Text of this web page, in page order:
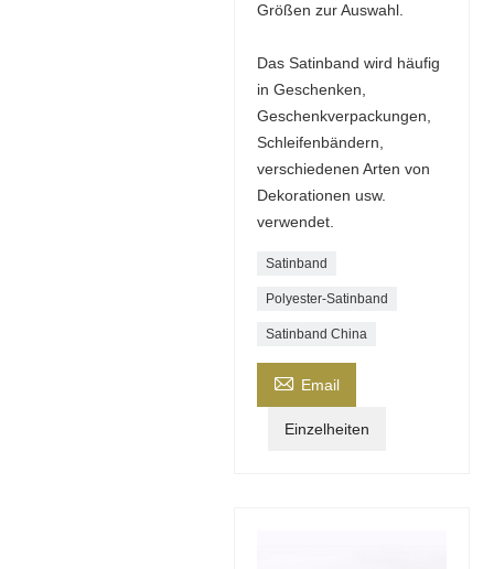
Größen zur Auswahl.
Das Satinband wird häufig
in Geschenken,
Geschenkverpackungen,
Schleifenbändern,
verschiedenen Arten von
Dekorationen usw.
verwendet.
Satinband
Polyester-Satinband
Satinband China
 Email
Einzelheiten